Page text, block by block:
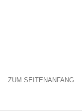
ZUM SEITENANFANG